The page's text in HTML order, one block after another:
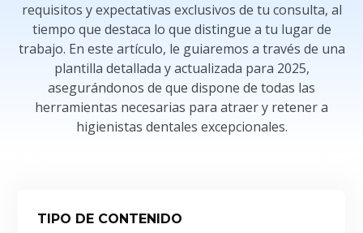
requisitos y expectativas exclusivos de tu consulta, al
tiempo que destaca lo que distingue a tu lugar de
trabajo. En este artículo, le guiaremos a través de una
plantilla detallada y actualizada para 2025,
asegurándonos de que dispone de todas las
herramientas necesarias para atraer y retener a
higienistas dentales excepcionales.
TIPO DE CONTENIDO